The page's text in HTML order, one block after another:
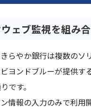
ェブ監視を組み
らやか銀行は複数の
ヨンドブルーが提供す
です。
情報の入力のみで利用